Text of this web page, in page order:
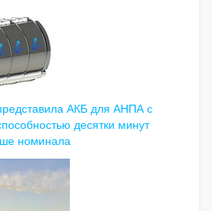
АКБ для АНПА с
десятки минут
номинала